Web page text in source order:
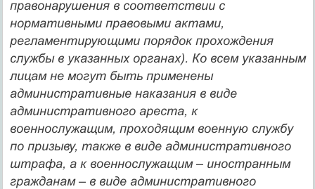
правонарушения в соответствии с
нормативными правовыми актами,
регламентирующими порядок прохождения
службы в указанных органах). Ко всем указанным
лицам не могут быть применены
административные наказания в виде
административного ареста, к
военнослужащим, проходящим военную службу
по призыву, также в виде административного
штрафа, а к военнослужащим – иностранным
гражданам – в виде административного